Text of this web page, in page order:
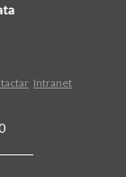
Intranet